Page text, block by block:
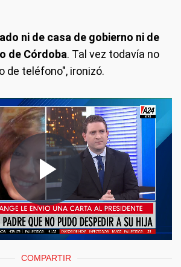
ni de casa de gobierno ni de
de Córdoba. Tal vez todavía no
de teléfono", ironizó.
COMPARTIR